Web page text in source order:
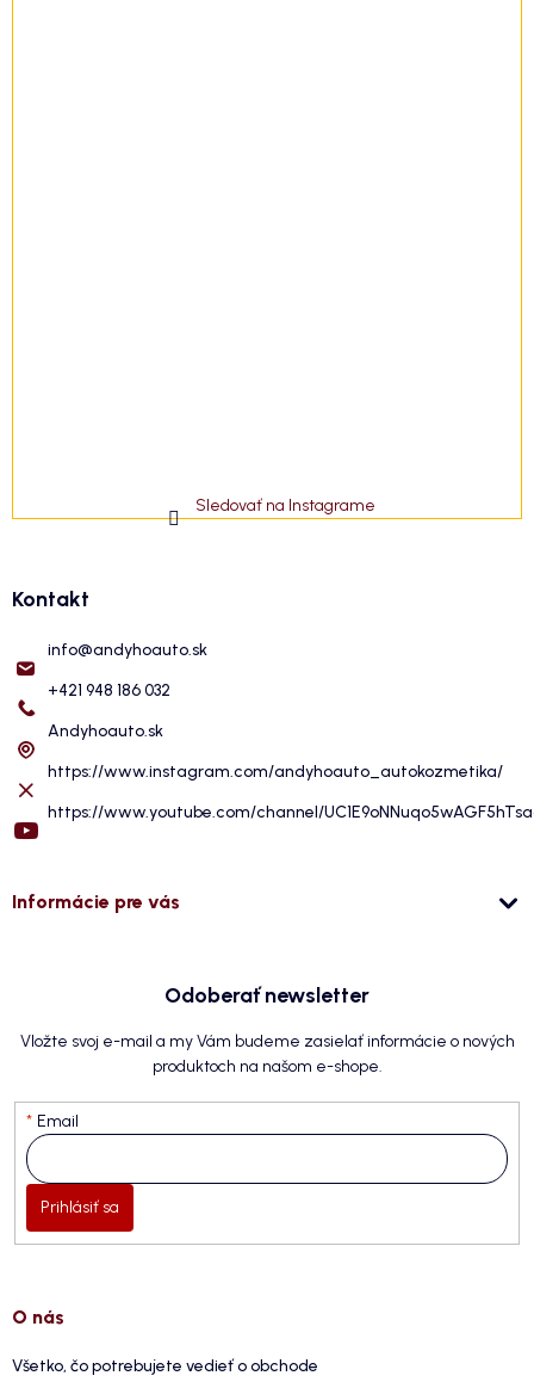
Sledovať na Instagrame
Kontakt
info@andyhoauto.sk
+421 948 186 032
Andyhoauto.sk
https://www.instagram.com/andyhoauto_autokozmetika/
https://www.youtube.com/channel/
Informácie pre vás
Odoberať newsletter
Vložte svoj e-mail a my Vám budeme zasielať informácie o nových
produktoch na našom e-shope.
Email
Prihlásiť sa
O nás
Všetko, čo potrebujete vedieť o obchode